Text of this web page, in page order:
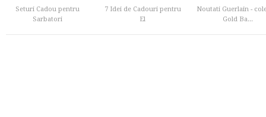
Seturi Cadou pentru
Sarbatori
7 Idei de Cadouri pentru
El
Noutati Guerlain -
Gold Ba...